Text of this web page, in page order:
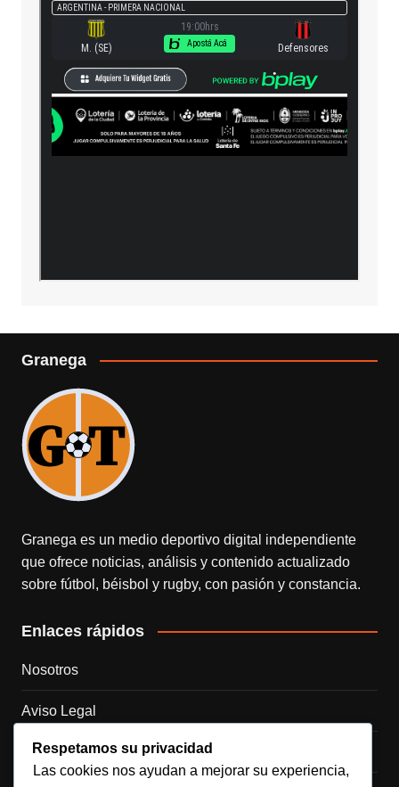
Granega
Granega es un medio deportivo digital independiente
que ofrece noticias, análisis y contenido actualizado
sobre fútbol, béisbol y rugby, con pasión y constancia.
Enlaces rápidos
Nosotros
Aviso Legal
Política de Cookies
Respetamos su privacidad
Las cookies nos ayudan a mejorar su experiencia,